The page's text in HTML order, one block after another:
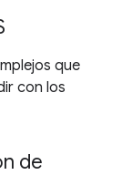
que
con los
de